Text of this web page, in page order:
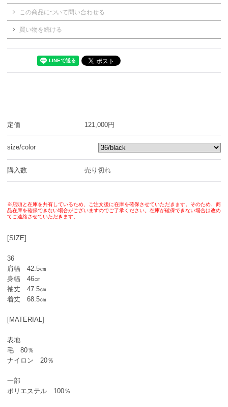
この商品について問い合わせる
買い物を続ける
定価 121,000円
size/color
購入数 売り切れ
※店頭と在庫を共有しているため、ご注文後に在庫を確保させていただきます。そのため、商
品在庫を確保できない場合がございますのでご了承ください。在庫が確保できない場合は改め
てご連絡させていただきます。
[SIZE]
36
肩幅 42.5㎝
身幅 46㎝
袖丈 47.5㎝
着丈 68.5㎝
[MATERIAL]
表地
毛 80％
ナイロン 20％
一部
ポリエステル 100％